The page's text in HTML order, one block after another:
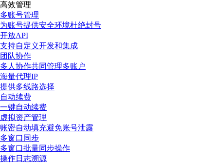
高效管理
多账号管理
为账号提供安全环境杜绝封号
开放API
支持自定义开发和集成
团队协作
多人协作共同管理多账户
海量代理IP
提供多线路选择
自动续费
一键自动续费
虚拟资产管理
账密自动填充避免账号泄露
多窗口同步
多窗口批量同步操作
操作日志溯源